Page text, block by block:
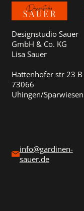
Designstudio Sauer
GmbH & Co. KG
Lisa Sauer
Hattenhofer str 23 B
73066
Uhingen/Sparwiesen
info@gardinen-
sauer.de